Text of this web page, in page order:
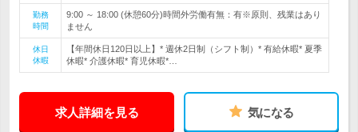
勤務
時間
9:00 ～ 18:00 (休憩60分)時間外労働有無：有※原則、残業はあり
ません
休日
休暇
【年間休日120日以上】* 週休2日制（シフト制）* 有給休暇* 夏季
休暇* 介護休暇* 育児休暇*…
求人詳細を見る 気になる